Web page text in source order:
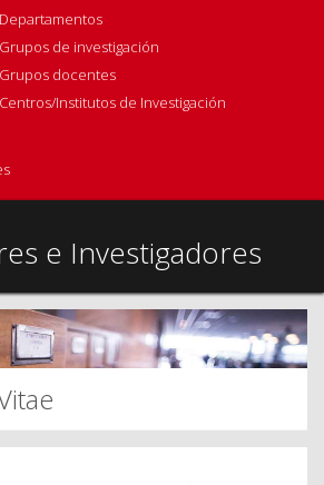
Departamentos
Grupos de investigación
Grupos docentes
Centros/Institutos de Investigación
e Investigadores